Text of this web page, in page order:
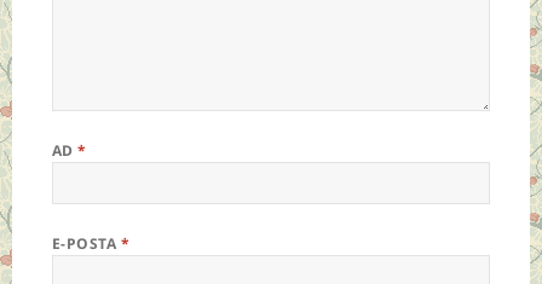
AD*
E-POSTA *